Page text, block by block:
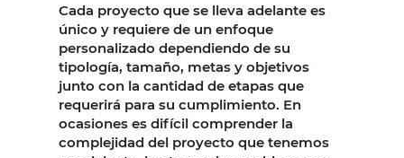
Cada proyecto que se lleva adelante es
único y requiere de un enfoque
personalizado dependiendo de su
tipología, tamaño, metas y objetivos
junto con la cantidad de etapas que
requerirá para su cumplimiento. En
ocasiones es difícil comprender la
complejidad del proyecto que tenemos